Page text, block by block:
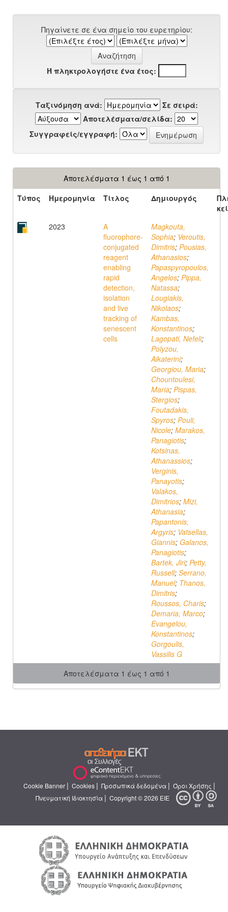
Πηγαίνετε σε ένα σημείο του ευρετηρίου:
Ή πληκτρολογήστε ένα έτος:
Ταξινόμηση ανά:
Σε σειρά:
Αποτελέσματα/σελίδα:
Συγγραφείς/εγγραφή:
Αποτελέσματα 1 έως 1 από 1
Τύπος
Ημερομηνία Τίτλος Δημιουργός
2023
A
fluorophore-
conjugated
reagent
enabling
rapid
detection,
isolation
and live
tracking of
senescent
cells
Magkouta,
Sophia; Veroutis,
Dimitris; Pousias,
Athanasios;
Papaspyropoulos,
Angelos; Pippa,
Natassa;
Lougiakis,
Nikolaos;
Kambas,
Konstantinos;
Lagopati, Nefeli;
Polyzou,
Aikaterini;
Georgiou, Maria;
Chountoulesi,
Maria; Pispas,
Stergios;
Foutadakis,
Spyros; Pouli,
Nicole; Marakos,
Panagiotis;
Kotsinas,
Athanassios;
Verginis,
Panayotis;
Valakos,
Dimitrios; Mizi,
Athanasia;
Papantonis,
Argyris; Vatsellas,
Giannis; Galanos,
Panagiotis;
Bartek, Jiri; Petty,
Russell; Serrano,
Manuel; Thanos,
Dimitris;
Roussos, Charis;
Demaria, Marco;
Evangelou,
Konstantinos;
Gorgoulis,
Vassilis G
Αποτελέσματα 1 έως 1 από 1
Cookie Banner | Cookies | Προσωπικά δεδομένα | Όροι Χρήσης |
Πνευματική Ιδιοκτησία | Copyright © 2026 ΕΙΕ